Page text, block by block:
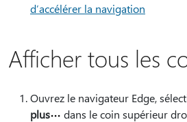
d’accélérer la navigation
Afficher tous les
Ouvrez le navigateur Edge,
plus
dans le coin supérieur